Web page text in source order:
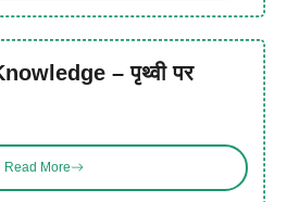
– पृथ्वी पर
Read More